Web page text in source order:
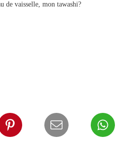
de vaisselle, mon tawashi?